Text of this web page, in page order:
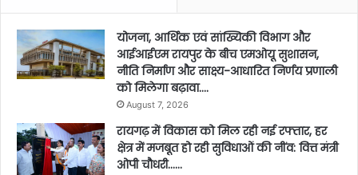
योजना, आर्थिक एवं सांख्यिकी विभाग और
आईआईएम रायपुर के बीच एमओयू सुशासन,
नीति निर्माण और साक्ष्य-आधारित निर्णय प्रणाली
को मिलेगा बढ़ावा….
August 7, 2026
रायगढ़ में विकास को मिल रही नई रफ्तार, हर
क्षेत्र में मजबूत हो रही सुविधाओं की नींव: वित्त मंत्री
ओपी चौधरी……